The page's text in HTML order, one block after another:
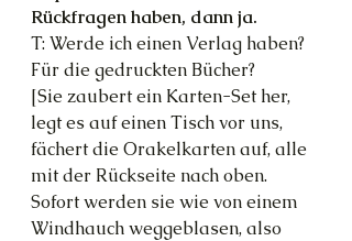
Rückfragen haben, dann ja.
T: Werde ich einen Verlag haben?
Für die gedruckten Bücher?
[Sie zaubert ein Karten-Set her,
legt es auf einen Tisch vor uns,
fächert die Orakelkarten auf, alle
mit der Rückseite nach oben.
Sofort werden sie wie von einem
Windhauch weggeblasen, also